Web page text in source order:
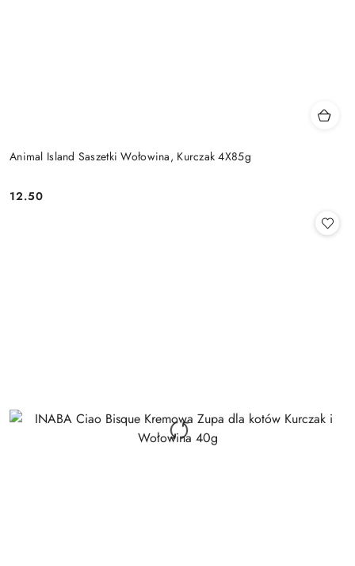
Animal Island Saszetki Wołowina, Kurczak 4X85g
Cena:
12.50